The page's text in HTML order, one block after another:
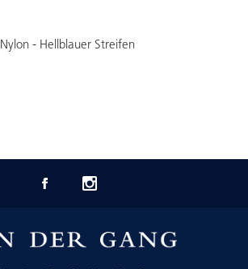
Nylon - Hellblauer Streifen